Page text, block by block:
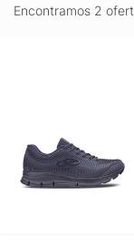
Encontramos 2